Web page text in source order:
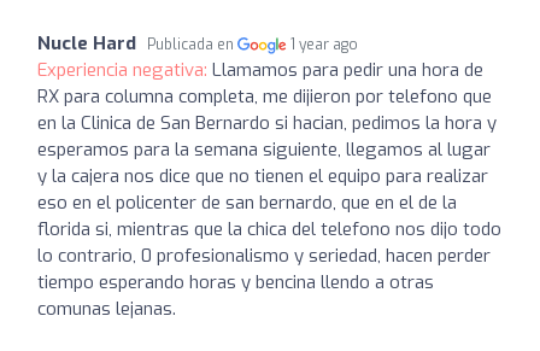
Nucle Hard Publicada en 1 year ago
Experiencia negativa: Llamamos para pedir una hora de
RX para columna completa, me dijieron por telefono que
en la Clinica de San Bernardo si hacian, pedimos la hora y
esperamos para la semana siguiente, llegamos al lugar
y la cajera nos dice que no tienen el equipo para realizar
eso en el policenter de san bernardo, que en el de la
florida si, mientras que la chica del telefono nos dijo todo
lo contrario, 0 profesionalismo y seriedad, hacen perder
tiempo esperando horas y bencina llendo a otras
comunas lejanas.